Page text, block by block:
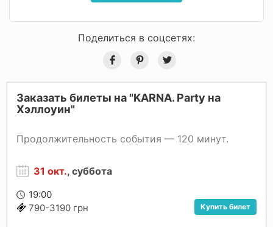
Поделиться в соцсетях:
Заказать билеты на "KARNA. Party на
Хэллоуин"
Продолжительность события — 120 минут.
31 окт., суббота
19:00
790-3190 грн
Купить билет